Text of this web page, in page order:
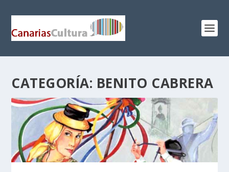
CATEGORÍA: BENITO CABRERA